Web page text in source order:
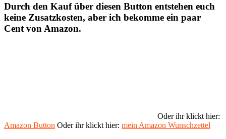
Durch den Kauf über diesen Button entstehen euch
keine Zusatzkosten, aber ich bekomme ein paar
Cent von Amazon.
Oder ihr klickt hier:
Amazon Button Oder ihr klickt hier: mein Amazon Wunschzettel